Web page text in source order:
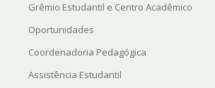
Grêmio Estudantil e Centro Acadêmico
Oportunidades
Coordenadoria Pedagógica
Assistência Estudantil